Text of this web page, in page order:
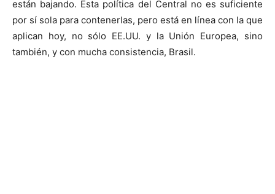
están bajando. Esta política del Central no es suficiente
por sí sola para contenerlas, pero está en línea con la que
aplican hoy, no sólo EE.UU. y la Unión Europea, sino
también, y con mucha consistencia, Brasil.